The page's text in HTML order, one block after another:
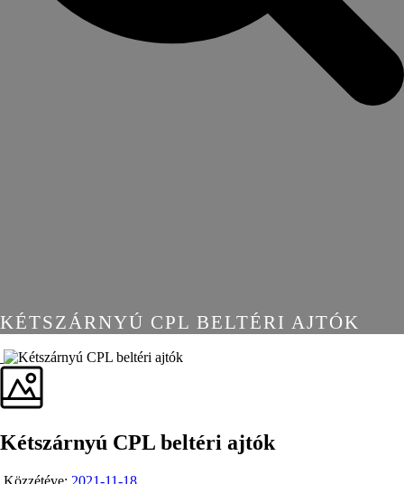
KÉTSZÁRNYÚ CPL BELTÉRI AJTÓK
Kétszárnyú CPL beltéri ajtók